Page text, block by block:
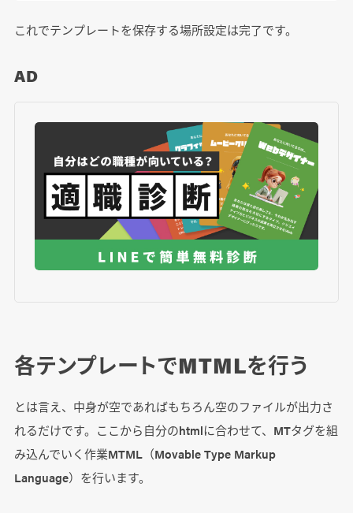
これでテンプレートを保存する場所設定は完了です。
AD
各テンプレートでMTMLを行う
とは言え、中身が空であればもちろん空のファイルが出力さ
れるだけです。ここから自分のhtmlに合わせて、MTタグを組
み込んでいく作業MTML（Movable Type Markup
Language）を行います。